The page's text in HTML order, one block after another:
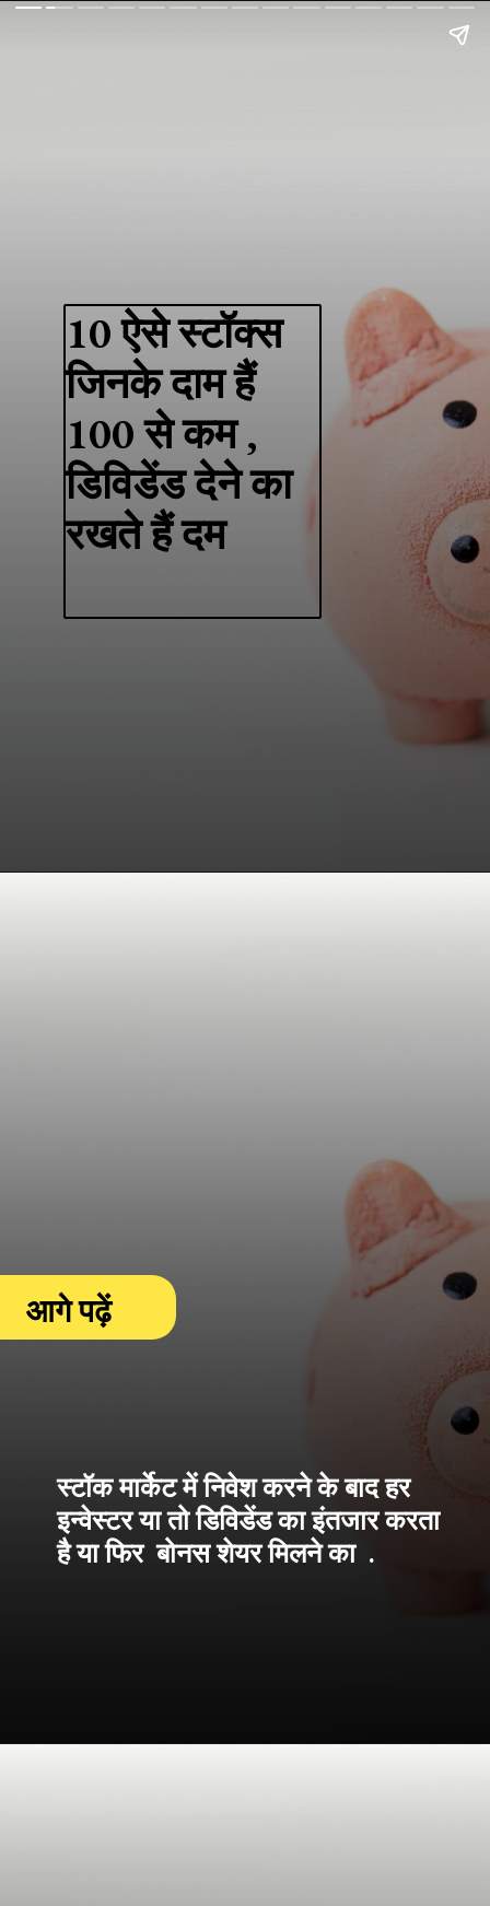
10 ऐसे स्टॉक्स
जिनके दाम हैं
100 से कम ,
डिविडेंड देने का
रखते हैं दम
स्टॉक मार्केट में निवेश करने के बाद हर
इन्वेस्टर या तो डिविडेंड का इंतजार करता
है या फिर बोनस शेयर मिलने का .
आगे पढ़ें